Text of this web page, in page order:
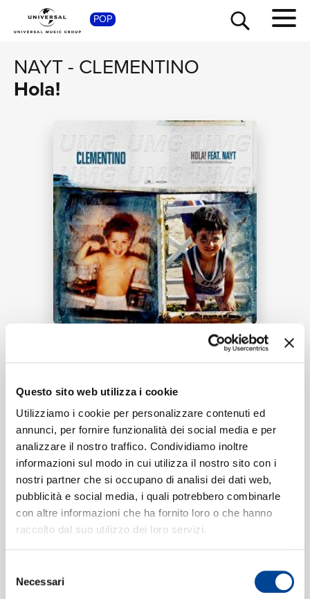
Questo sito web utilizza i cookie
Utilizziamo i cookie per personalizzare contenuti ed
annunci, per fornire funzionalità dei social media e per
analizzare il nostro traffico. Condividiamo inoltre
informazioni sul modo in cui utilizza il nostro sito con i
nostri partner che si occupano di analisi dei dati web,
pubblicità e social media, i quali potrebbero combinarle
con altre informazioni che ha fornito loro o che hanno
raccolto dal suo utilizzo dei loro servizi.
delNecessari
POP
NAYT- CLEMENTINO
Hola!
Hola!
04:06
Clementino, Nayt
Formati disponibili:
Data di pubblicazione:
UPC:00602577685033
SHOP
TOUR NEWS
RICERCA
CHI SIAMO
CONTATTI
NEWSLETTER